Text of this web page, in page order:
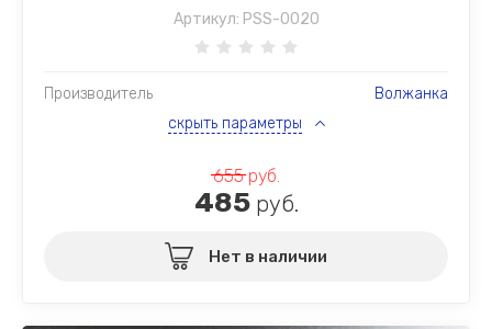
Артикул: PSS-0020
Производитель
Волжанка
скрыть параметры
655руб.
485руб.
Нет в наличии